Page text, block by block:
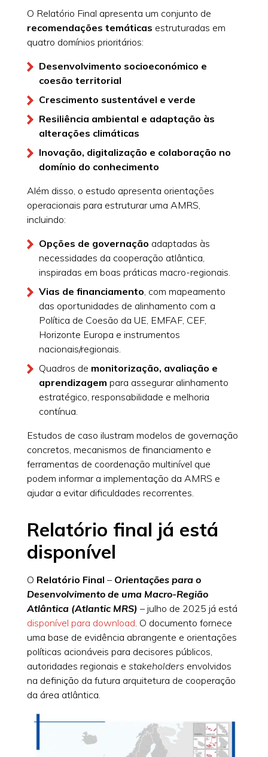
O Relatório Final apresenta um conjunto de
recomendações temáticas estruturadas em
quatro domínios prioritários:
Desenvolvimento socioeconómico e
coesão territorial
Crescimento sustentável e verde
Resiliência ambiental e adaptação às
alterações climáticas
Inovação, digitalização e colaboração no
domínio do conhecimento
Além disso, o estudo apresenta orientações
operacionais para estruturar uma AMRS,
incluindo:
Opções de governação adaptadas às
necessidades da cooperação atlântica,
inspiradas em boas práticas macro-regionais.
Vias de financiamento , com mapeamento
das oportunidades de alinhamento com a
Política de Coesão da UE, EMFAF, CEF,
Horizonte Europa e instrumentos
nacionais/regionais.
Quadros de monitorização, avaliação e
aprendizagem para assegurar alinhamento
estratégico, responsabilidade e melhoria
contínua.
Estudos de caso ilustram modelos de governação
concretos, mecanismos de financiamento e
ferramentas de coordenação multinível que
podem informar a implementação da AMRS e
ajudar a evitar dificuldades recorrentes.
Relatório final já está
disponível
O Relatório Final – Orientações para o
Desenvolvimento de uma Macro-Região
Atlântica (Atlantic MRS) – julho de 2025 já está
disponível para download. O documento fornece
uma base de evidência abrangente e orientações
políticas acionáveis para decisores públicos,
autoridades regionais e stakeholders envolvidos
na definição da futura arquitetura de cooperação
da área atlântica.